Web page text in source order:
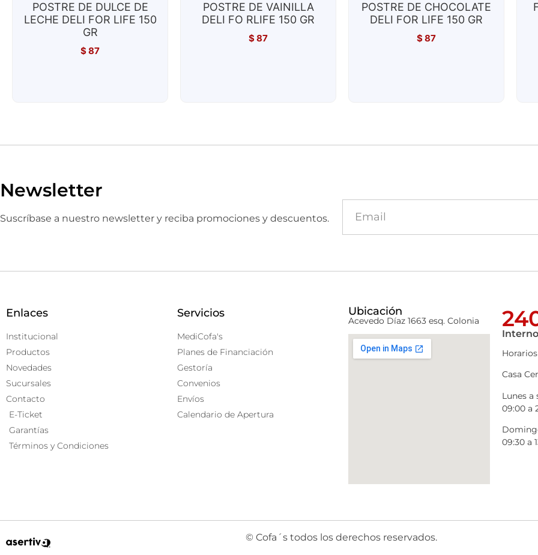
POSTRE DE DULCE DE
LECHE DELI FOR LIFE 150
GR
$87
POSTRE DE VAINILLA
DELI FO RLIFE 150 GR
$87
POSTRE DE CHOCOLATE
DELI FOR LIFE 150 GR
$87
Newsletter
Suscríbase a nuestro newsletter y reciba promociones y descuentos.
Enlaces
Institucional
Productos
Novedades
Sucursales
Contacto
E-Ticket
Garantías
Términos y Condiciones
Servicios
MediCofa's
Planes de Financiación
Gestoría
Convenios
Envíos
Calendario de Apertura
Ubicación
Acevedo Díaz 1663 esq. Colonia
Horarios
Casa
Lunes a
09:00 a
09:30 a
© Cofa´s todos los derechos reservados.